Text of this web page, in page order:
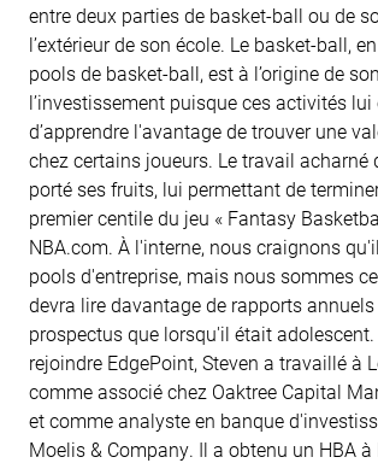
entre deux parties de basket-ball ou de
l’extérieur de son école. Le basket-ball,
pools de basket-ball, est à l’origine de
l’investissement puisque ces activités
d’apprendre l'avantage de trouver une
chez certains joueurs. Le travail acharné
porté ses fruits, lui permettant de
premier centile du jeu « Fantasy
NBA.com. À l'interne, nous craignons
pools d'entreprise, mais nous sommes
devra lire davantage de rapports annuels
prospectus que lorsqu'il était
rejoindre EdgePoint, Steven a travaillé à
comme associé chez Oaktree Capital
et comme analyste en banque
Moelis & Company. Il a obtenu un HBA à